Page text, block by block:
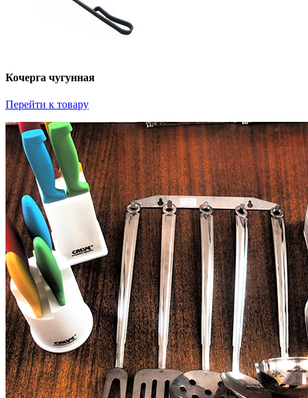
Кочерга чугунная
Перейти к товару